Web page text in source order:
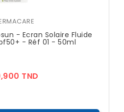
- Ecran Solaire Fluide
- Réf 01 - 50ml
TND